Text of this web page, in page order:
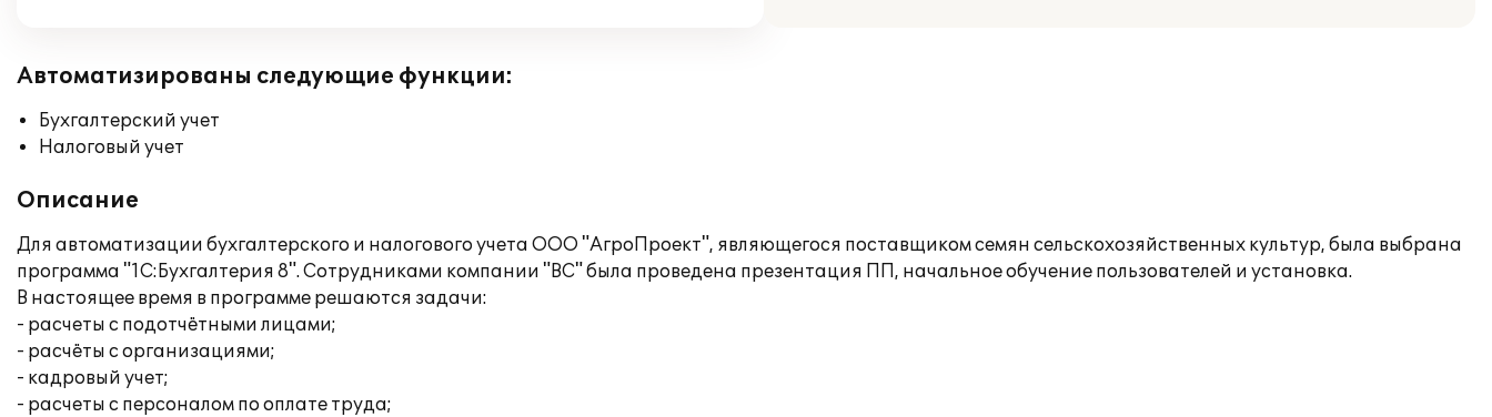
Автоматизированы следующие функции:
Бухгалтерский учет
Налоговый учет
Описание
Для автоматизации бухгалтерского и налогового учета ООО "АгроПроект", являющегося поставщиком семян сельскохозяйственных культур, была выбрана
программа "1С:Бухгалтерия 8". Сотрудниками компании "ВС" была проведена презентация ПП, начальное обучение пользователей и установка.
В настоящее время в программе решаются задачи:
- расчеты с подотчётными лицами;
- расчёты с организациями;
- кадровый учет;
- расчеты с персоналом по оплате труда;